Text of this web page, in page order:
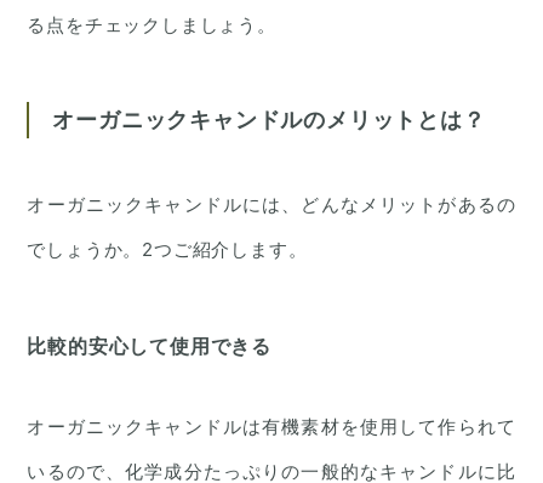
る点をチェックしましょう。
オーガニックキャンドルのメリットとは？
オーガニックキャンドルには、どんなメリットがあるの
でしょうか。2つご紹介します。
比較的安心して使用できる
オーガニックキャンドルは有機素材を使用して作られて
いるので、化学成分たっぷりの一般的なキャンドルに比